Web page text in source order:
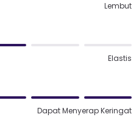
Lembut
Elastis
Dapat Menyerap Keringat